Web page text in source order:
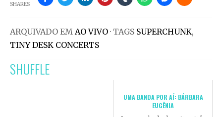
SHARES
ARQUIVADO EM AO VIVO · TAGS SUPERCHUNK,
TINY DESK CONCERTS
SHUFFLE
UMA BANDA POR AÍ: BÁRBARA
EUGÊNIA